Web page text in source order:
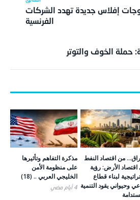
إفلاس جديدة تهدد الشركات
الفرنسية
حملة الخوف والتوتر
من اقتصاد النفط
اقتصاد الأرض: رؤية
لبناء قطاع
وحيواني يقود التنمية
مذكرة التفاهم وتأثيرها
على منظومة الأمن
الخليجي العربي .. (18)
4 أيام ‎مضي